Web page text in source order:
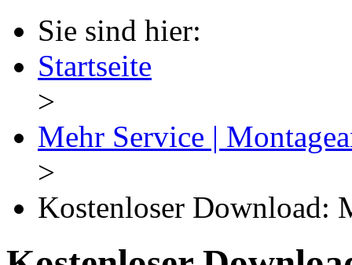
Sie sind hier:
Startseite
>
Mehr Service |
>
Kostenloser Download: